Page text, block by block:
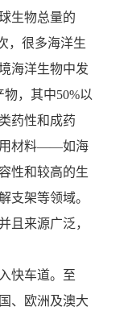
生物总量的
，很多海洋生
海洋生物中发
，其中50%以
药性和成药
用材料——如海
性和较高的生
支架等领域。
且来源广泛，
快车道。至
、欧洲及澳大